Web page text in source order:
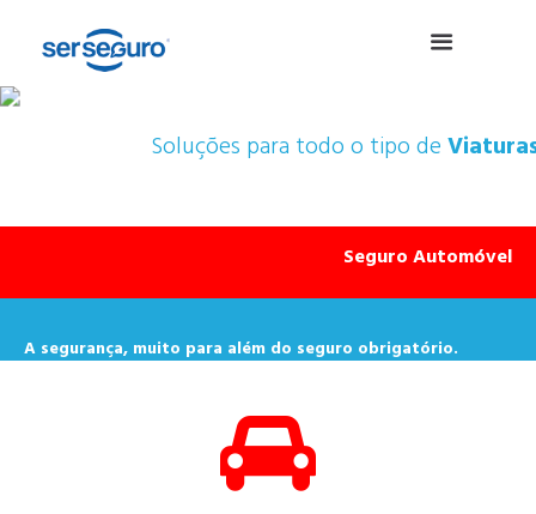
Soluções para todo o tipo de
Seguro Automóvel
A segurança, muito para além do seguro obrigatório.